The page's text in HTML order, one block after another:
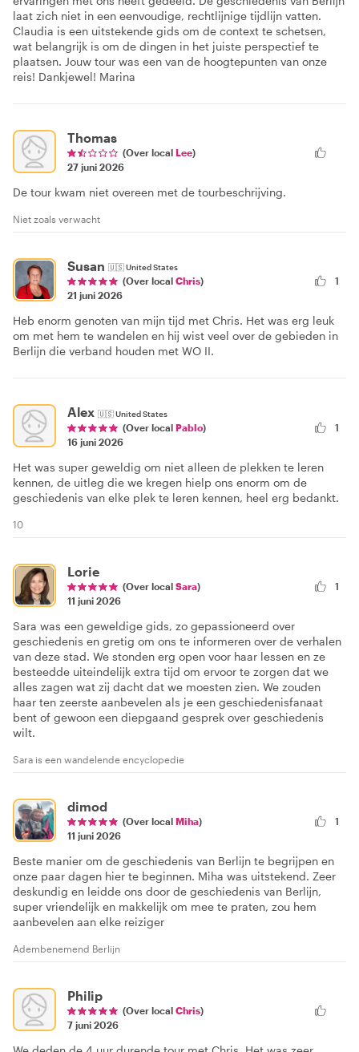
laat zich niet in een eenvoudige, rechtlijnige tijdlijn vatten.
Claudia is een uitstekende gids om de context te schetsen,
wat belangrijk is om de dingen in het juiste perspectief te
plaatsen. Jouw tour was een van de hoogtepunten van onze
reis! Dankjewel! Marina
Thomas
(Over local Lee)
27 juni 2026
De tour kwam niet overeen met de tourbeschrijving.
Niet zoals verwacht
Susan 🇺🇸United States
(Over local Chris)
21 juni 2026
1
Heb enorm genoten van mijn tijd met Chris. Het was erg leuk
om met hem te wandelen en hij wist veel over de gebieden in
Berlijn die verband houden met WO II.
Alex 🇺🇸United States
(Over local Pablo)
16 juni 2026
1
Het was super geweldig om niet alleen de plekken te leren
kennen, de uitleg die we kregen hielp ons enorm om de
geschiedenis van elke plek te leren kennen, heel erg bedankt.
10
Lorie
(Over local Sara)
11 juni 2026
1
Sara was een geweldige gids, zo gepassioneerd over
geschiedenis en gretig om ons te informeren over de verhalen
van deze stad. We stonden erg open voor haar lessen en ze
besteedde uiteindelijk extra tijd om ervoor te zorgen dat we
alles zagen wat zij dacht dat we moesten zien. We zouden
haar ten zeerste aanbevelen als je een geschiedenisfanaat
bent of gewoon een diepgaand gesprek over geschiedenis
wilt.
Sara is een wandelende encyclopedie
dimod
(Over local Miha)
11 juni 2026
1
Beste manier om de geschiedenis van Berlijn te begrijpen en
onze paar dagen hier te beginnen. Miha was uitstekend. Zeer
deskundig en leidde ons door de geschiedenis van Berlijn,
super vriendelijk en makkelijk om mee te praten, zou hem
aanbevelen aan elke reiziger
Adembenemend Berlijn
Philip
(Over local Chris)
7 juni 2026